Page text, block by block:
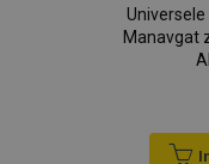
Manavgat